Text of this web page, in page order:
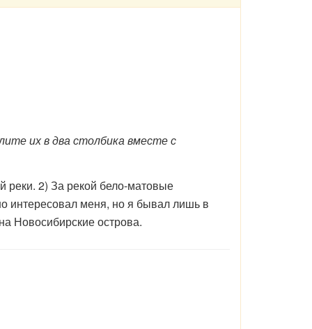
их в два столбика вместе с
2) За рекой бело-матовые
интересовал меня, но я бывал лишь в
Новосибирские острова.